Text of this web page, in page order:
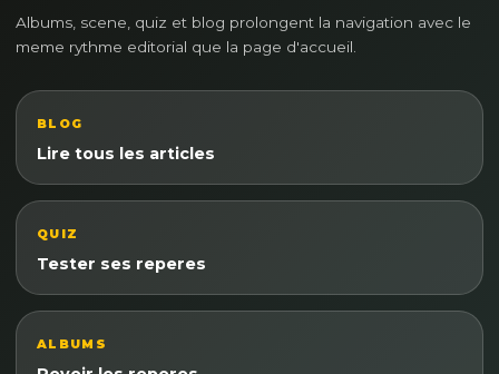
Albums, scene, quiz et blog prolongent la navigation avec le
meme rythme editorial que la page d'accueil.
BLOG
Lire tous les articles
QUIZ
Tester ses reperes
ALBUMS